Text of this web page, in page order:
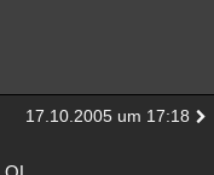
17.10.2005 um 17:18